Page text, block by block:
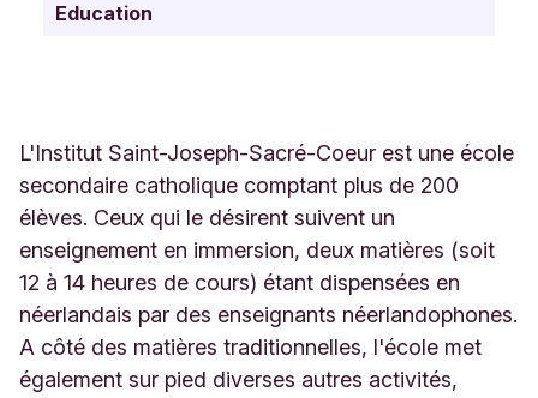
Education
L'Institut Saint-Joseph-Sacré-Coeur est une école
secondaire catholique comptant plus de 200
élèves. Ceux qui le désirent suivent un
enseignement en immersion, deux matières (soit
12 à 14 heures de cours) étant dispensées en
néerlandais par des enseignants néerlandophones.
A côté des matières traditionnelles, l'école met
également sur pied diverses autres activités,